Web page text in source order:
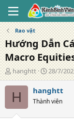
Rao vặt
Hướng Dẫn
Macro
T
á
c
g
ả
hanghtt
N
g
à
y
đ
28/7/
H hanghtt
Thành viên